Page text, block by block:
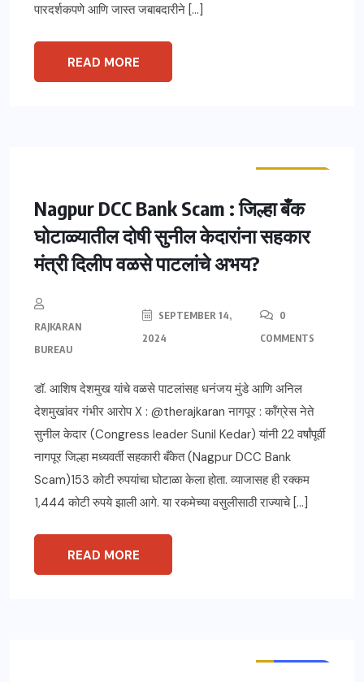
पारदर्शकपणे आणि जास्त जबाबदारीने […]
READ MORE
Nagpur DCC Bank Scam : जिल्हा बँक
घोटाळ्यातील दोषी सुनील केदारांना सहकार
मंत्री दिलीप वळसे पाटलांचे अभय?
RAJKARAN
BUREAU
SEPTEMBER 14,
2024
0
COMMENTS
डॉ. आशिष देशमुख यांचे वळसे पाटलांसह धनंजय मुंडे आणि अनिल
देशमुखांवर गंभीर आरोप X : @therajkaran नागपूर : कॉंग्रेस नेते
सुनील केदार (Congress leader Sunil Kedar) यांनी 22 वर्षांपूर्वी
नागपूर जिल्हा मध्यवर्ती सहकारी बँकेत (Nagpur DCC Bank
Scam)153 कोटी रुपयांचा घोटाळा केला होता. व्याजासह ही रक्कम
1,444 कोटी रुपये झाली आगे. या रकमेच्या वसुलीसाठी राज्याचे […]
READ MORE